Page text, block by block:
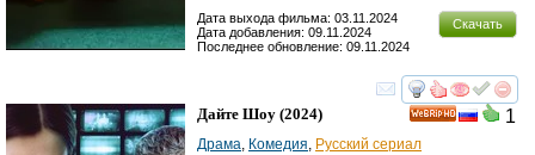
Скачать
Дата выхода фильма: 03.11.2024
Дата добавления: 09.11.2024
Последнее обновление: 09.11.2024
смотреть
1
Дайте Шоу (2024)
Драма, Комедия, Русский сериал